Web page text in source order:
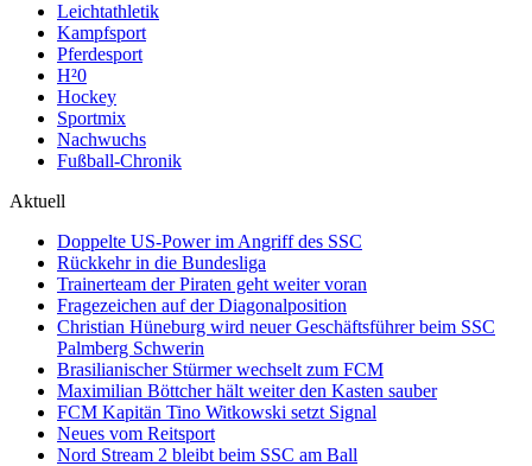
Leichtathletik
Kampfsport
Pferdesport
H²0
Hockey
Sportmix
Nachwuchs
Fußball-Chronik
Aktuell
Doppelte US-Power im Angriff des SSC
Rückkehr in die Bundesliga
Trainerteam der Piraten geht weiter voran
Fragezeichen auf der Diagonalposition
Christian Hüneburg wird neuer Geschäftsführer beim SSC
Palmberg Schwerin
Brasilianischer Stürmer wechselt zum FCM
Maximilian Böttcher hält weiter den Kasten sauber
FCM Kapitän Tino Witkowski setzt Signal
Neues vom Reitsport
Nord Stream 2 bleibt beim SSC am Ball